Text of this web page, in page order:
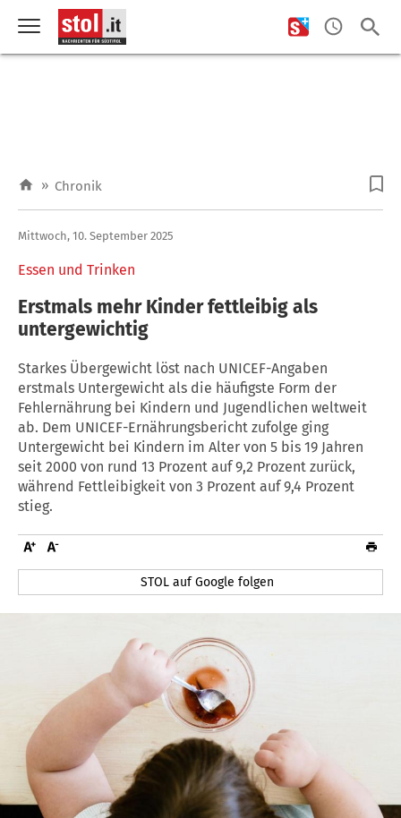
» Chronik
Essen und Trinken
Mittwoch, 10. September 2025
Erstmals mehr Kinder fettleibig als
untergewichtig
Starkes Übergewicht löst nach UNICEF-Angaben
erstmals Untergewicht als die häufigste Form der
Fehlernährung bei Kindern und Jugendlichen weltweit
ab. Dem UNICEF-Ernährungsbericht zufolge ging
Untergewicht bei Kindern im Alter von 5 bis 19 Jahren
seit 2000 von rund 13 Prozent auf 9,2 Prozent zurück,
während Fettleibigkeit von 3 Prozent auf 9,4 Prozent
stieg.
STOL auf Google folgen